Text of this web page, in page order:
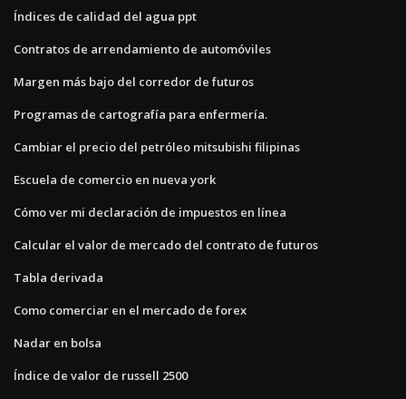
Índices de calidad del agua ppt
Contratos de arrendamiento de automóviles
Margen más bajo del corredor de futuros
Programas de cartografía para enfermería.
Cambiar el precio del petróleo mitsubishi filipinas
Escuela de comercio en nueva york
Cómo ver mi declaración de impuestos en línea
Calcular el valor de mercado del contrato de futuros
Tabla derivada
Como comerciar en el mercado de forex
Nadar en bolsa
Índice de valor de russell 2500